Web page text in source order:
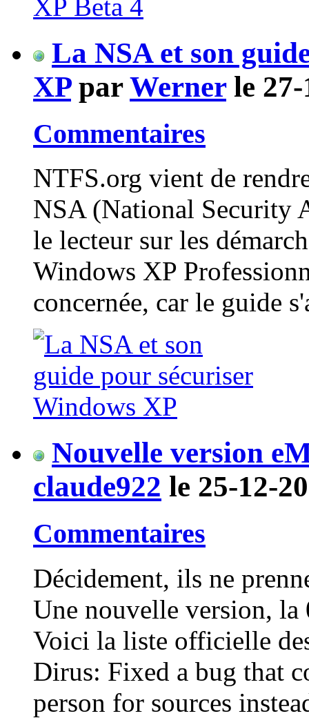
La NSA et son
XP parWernerle 27-
Commentaires
NTFS.org vient de
NSA (National Security
le lecteur sur les
Windows XP
concernée, car le guide
Nouvelle version
claude922 le 25-12-
Commentaires
Décidement, ils ne
Une nouvelle version, la
Voici la liste officielle
Dirus: Fixed a bug that
person for sources